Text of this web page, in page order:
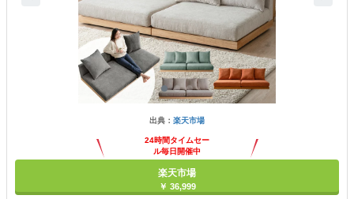
出典： 楽天市場
24時間タイムセー
ル毎日開催中
楽天市場
￥ 36,999